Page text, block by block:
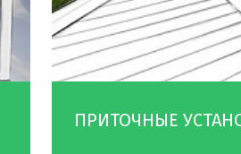
ПРИТОЧНЫЕ